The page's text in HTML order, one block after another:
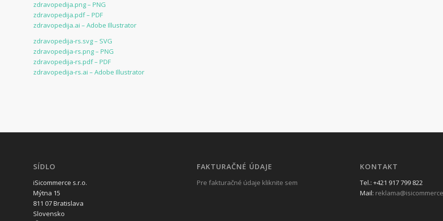
zdravopedija.png – PNG
zdravopedija.pdf – PDF
zdravopedija.ai – Adobe Illustrator
zdravopedija-rs.svg – SVG
zdravopedija-rs.png – PNG
zdravopedija-rs.pdf – PDF
zdravopedija-rs.ai – Adobe Illustrator
SÍDLO
iSicommerce s.r.o.
Mýtna 15
811 07 Bratislava
Slovensko
FAKTURAČNÉ ÚDAJE
Pre fakturačné údaje kliknite sem
KONTAKT
Tel.: +421 917 799 822
Mail: